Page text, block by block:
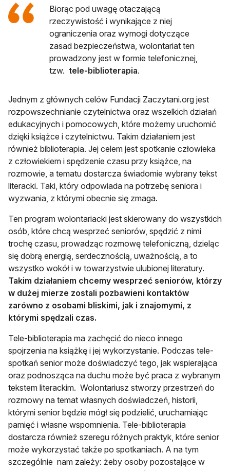
Biorąc pod uwagę otaczającą
rzeczywistość i wynikające z niej
ograniczenia oraz wymogi dotyczące
zasad bezpieczeństwa, wolontariat ten
prowadzony jest w formie telefonicznej,
tzw. tele-biblioterapia.
Jednym z głównych celów Fundacji Zaczytani.org jest
rozpowszechnianie czytelnictwa oraz wszelkich działań
edukacyjnych i pomocowych, które możemy uruchomić
dzięki książce i czytelnictwu. Takim działaniem jest
również biblioterapia. Jej celem jest spotkanie człowieka
z człowiekiem i spędzenie czasu przy książce, na
rozmowie, a tematu dostarcza świadomie wybrany tekst
literacki. Taki, który odpowiada na potrzebę seniora i
wyzwania, z którymi obecnie się zmaga.
Ten program wolontariacki jest skierowany do wszystkich
osób, które chcą wesprzeć seniorów, spędzić z nimi
trochę czasu, prowadząc rozmowę telefoniczną, dzieląc
się dobrą energią, serdecznością, uważnością, a to
wszystko wokół i w towarzystwie ulubionej literatury.
Takim działaniem chcemy wesprzeć seniorów, którzy
w dużej mierze zostali pozbawieni kontaktów
zarówno z osobami bliskimi, jak i znajomymi, z
którymi spędzali czas.
Tele-biblioterapia ma zachęcić do nieco innego
spojrzenia na książkę i jej wykorzystanie. Podczas tele-
spotkań senior może doświadczyć tego, jak wspierająca
oraz podnosząca na duchu może być praca z wybranym
tekstem literackim. Wolontariusz stworzy przestrzeń do
rozmowy na temat własnych doświadczeń, historii,
którymi senior będzie mógł się podzielić, uruchamiając
pamięć i własne wspomnienia. Tele-biblioterapia
dostarcza również szeregu różnych praktyk, które senior
może wykorzystać także po spotkaniach. A na tym
szczególnie nam zależy: żeby osoby pozostające w